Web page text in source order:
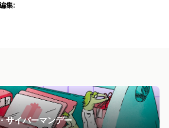
集:
サイバーマンデー